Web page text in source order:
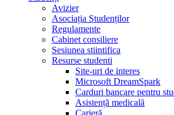
Avizier
Asociația Studenților
Regulamente
Cabinet consiliere
Sesiunea stiintifica
Resurse studenti
Site-uri de interes
Microsoft DreamSpark
Carduri bancare pentru
Asistență medicală
Carieră